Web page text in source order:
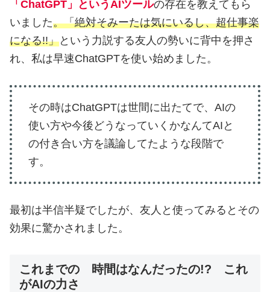
「ChatGPT」というAIツールの存在を教えてもら
いました。「絶対そみーたは気にいるし、超仕事楽
になる!!」という力説する友人の勢いに背中を押さ
れ、私は早速ChatGPTを使い始めました。
その時はChatGPTは世間に出たてで、AIの
使い方や今後どうなっていくかなんてAIと
の付き合い方を議論してたような段階で
す。
最初は半信半疑でしたが、友人と使ってみるとその
効果に驚かされました。
これまでの 時間はなんだったの!? これ
がAIの力さ